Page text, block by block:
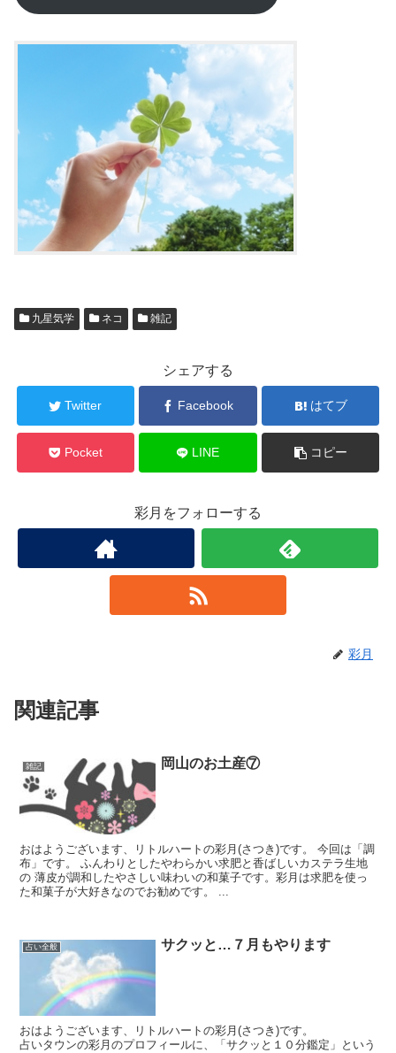
九星気学 ネコ 雑記
シェアする
Twitter Facebook はてブ
Pocket LINE コピー
彩月をフォローする
彩月
関連記事
雑記 岡山のお土産⑦
おはようございます、リトルハートの彩月(さつき)です。 今回は「調
布」です。 ふんわりとしたやわらかい求肥と香ばしいカステラ生地
の 薄皮が調和したやさしい味わいの和菓子です。彩月は求肥を使っ
た和菓子が大好きなのでお勧めです。 ...
占い全般 サクッと…７月もやります
おはようございます、リトルハートの彩月(さつき)です。
占いタウンの彩月のプロフィールに、「サクッと１０分鑑定」という